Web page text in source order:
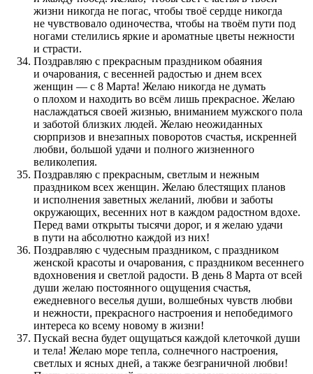
жизни никогда не погас, чтобы твоё сердце никогда
не чувствовало одиночества, чтобы на твоём пути под
ногами стелились яркие и ароматные цветы нежности
и страсти.
Поздравляю с прекрасным праздником обаяния
и очарования, с весенней радостью и днем всех
женщин — с 8 Марта! Желаю никогда не думать
о плохом и находить во всём лишь прекрасное. Желаю
наслаждаться своей жизнью, вниманием мужского пола
и заботой близких людей. Желаю неожиданных
сюрпризов и внезапных поворотов счастья, искренней
любви, большой удачи и полного жизненного
великолепия.
Поздравляю с прекрасным, светлым и нежным
праздником всех женщин. Желаю блестящих планов
и исполнения заветных желаний, любви и заботы
окружающих, весенних нот в каждом радостном вдохе.
Перед вами открыты тысячи дорог, и я желаю удачи
в пути на абсолютно каждой из них!
Поздравляю с чудесным праздником, с праздником
женской красоты и очарования, с праздником весеннего
вдохновения и светлой радости. В день 8 Марта от всей
души желаю постоянного ощущения счастья,
ежедневного веселья души, волшебных чувств любви
и нежности, прекрасного настроения и непобедимого
интереса ко всему новому в жизни!
Пускай весна будет ощущаться каждой клеточкой души
и тела! Желаю море тепла, солнечного настроения,
светлых и ясных дней, а также безграничной любви!